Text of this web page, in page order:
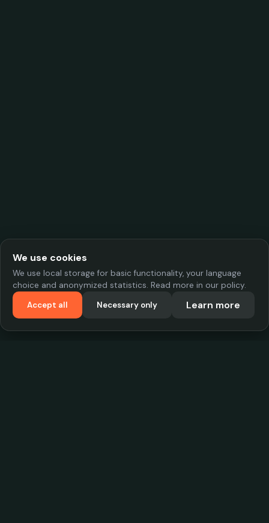
We use cookies
We use local storage for basic functionality, your language
choice and anonymized statistics. Read more in our policy.
Accept all
Necessary only Learn more